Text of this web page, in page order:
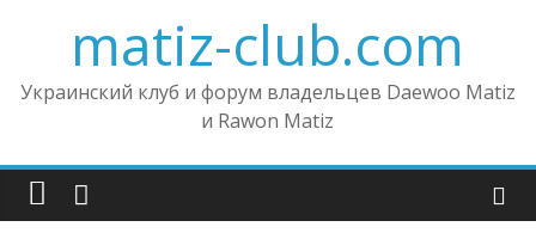
matiz-club.com
Украинский клуб и форум владельцев Daewoo Matiz
и Rawon Matiz